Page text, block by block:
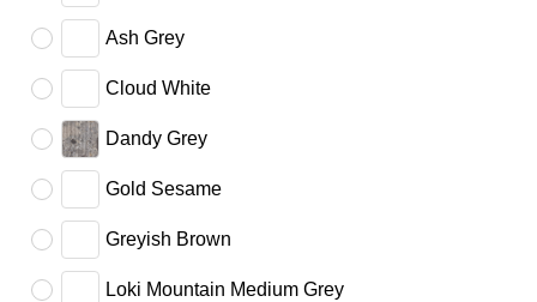
Ash Grey
Cloud White
Dandy Grey
Gold Sesame
Greyish Brown
Loki Mountain Medium Grey